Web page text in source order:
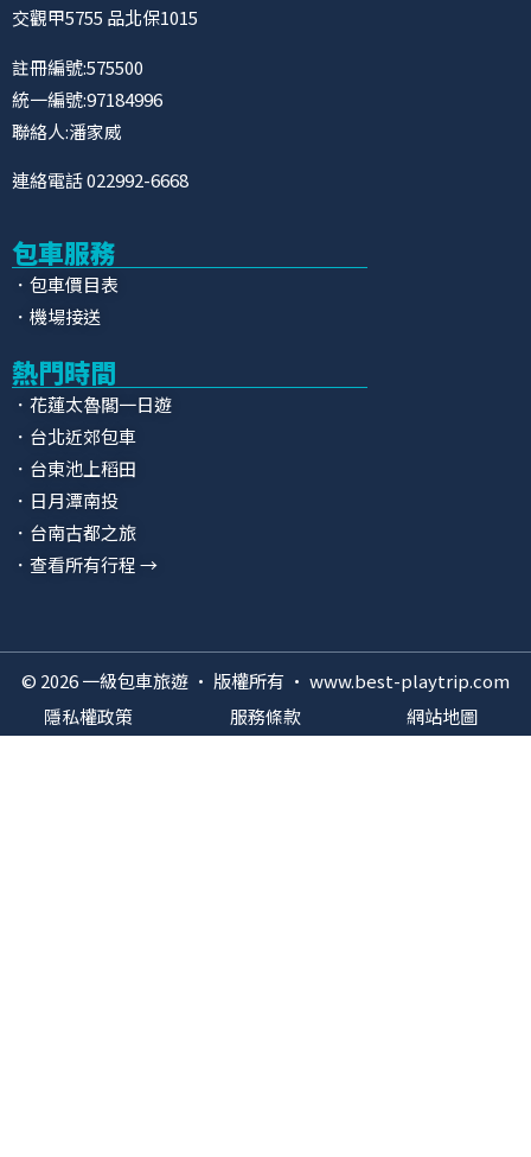
交觀甲5755 品北保1015
註冊編號:575500
統一編號:97184996
聯絡人:潘家威
連絡電話 022992-6668
包車服務
．包車價目表
．機場接送
熱門時間
．花蓮太魯閣一日遊
．台北近郊包車
．台東池上稻田
．日月潭南投
．台南古都之旅
．查看所有行程 →
© 2026 一級包車旅遊 · 版權所有 · www.best-playtrip.com
隱私權政策
服務條款 網站地圖